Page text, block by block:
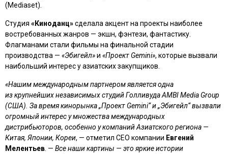
(Mediaset).
Студия «Киноданц»сделала акцент на проекты наиболее
востребованных жанров — экшн, фэнтези, фантастику.
Флагманами стали фильмы на финальной стадии
производства — «Эбигейл»и «Проект Gemini», которые вызвали
наибольший интерес у азиатских закупщиков.
«Нашим международным партнером является одна
из крупнейших независимых студий Голливуда AMBI Media Group
(США). За время кинорынка „Проект Gemini“ и „Эбигейл“ вызвали
огромный интерес у множества международных
дистрибьюторов, особенно у компаний Азиатского региона —
Китая, Японии, Кореи, — отметил CEO компании Евгений
Мелентьев . — Все наши картины — это яркие истории